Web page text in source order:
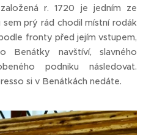
r. 1720 je jedním ze
prý rád chodil místní rodák
fronty před jejím vstupem,
Benátky navštíví, slavného
podniku následovat.
si v Benátkách nedáte.